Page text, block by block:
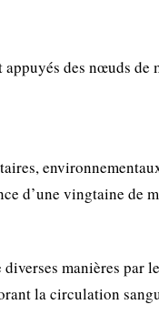
appuyés des nœuds
d’une vingtaine de
manières par
la circulation